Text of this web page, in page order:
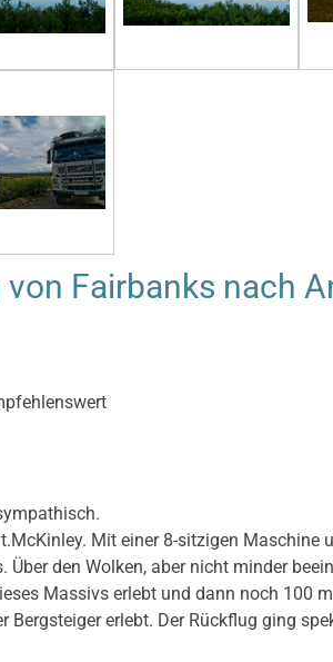
Fairbanks nach
Mit einer 8-sitzigen Maschine
den Wolken, aber nicht minder
Massivs erlebt und dann noch 100
erlebt. Der Rückflug ging